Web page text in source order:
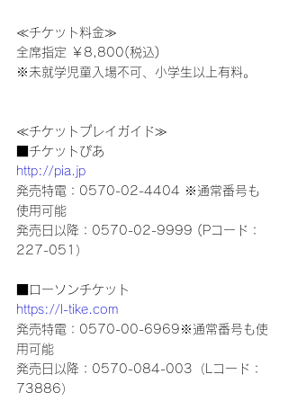
≪チケット料金≫
全席指定 ￥8,800(税込)
※未就学児童入場不可、小学生以上有料。
≪チケットプレイガイド≫
■チケットぴあ
http://pia.jp
発売特電：0570-02-4404 ※通常番号も
使用可能
発売日以降：0570-02-9999 (Pコード：
227-051）
■ローソンチケット
https://l-tike.com
発売特電：0570-00-6969※通常番号も使
用可能
発売日以降：0570-084-003（Lコード：
73886）